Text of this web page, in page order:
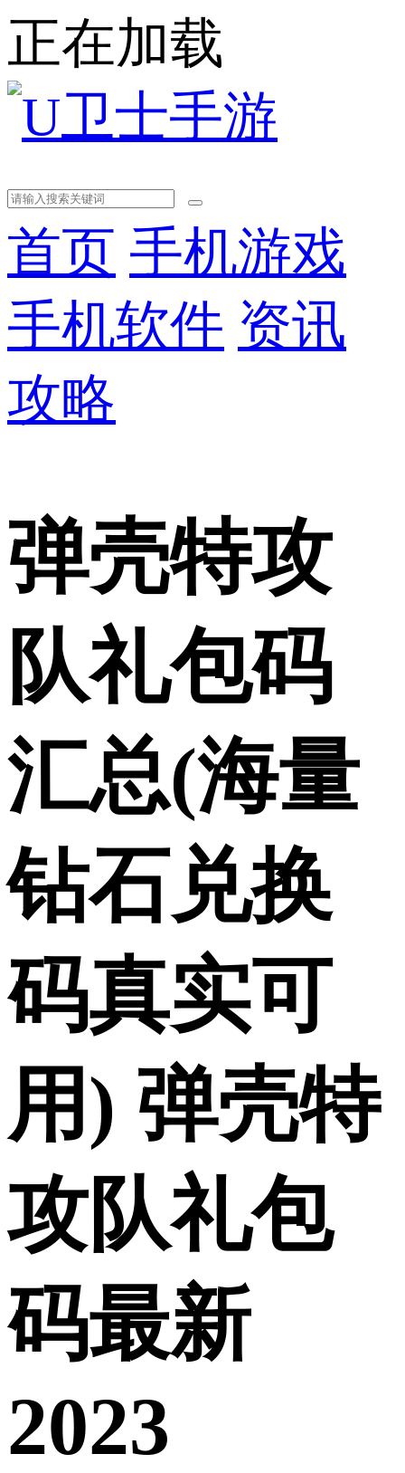
正在加载
首页 手机游戏
手机软件 资讯
攻略
弹壳特攻
队礼包码
汇总(海量
钻石兑换
码真实可
用) 弹壳特
攻队礼包
码最新
2023